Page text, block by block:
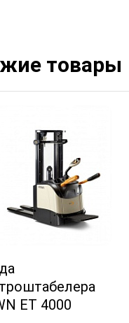
товары
EТ 4000